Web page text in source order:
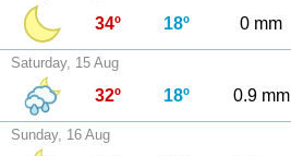
34º 18º 0 mm
Saturday, 15 Aug
32º 18º 0.9 mm
Sunday, 16 Aug